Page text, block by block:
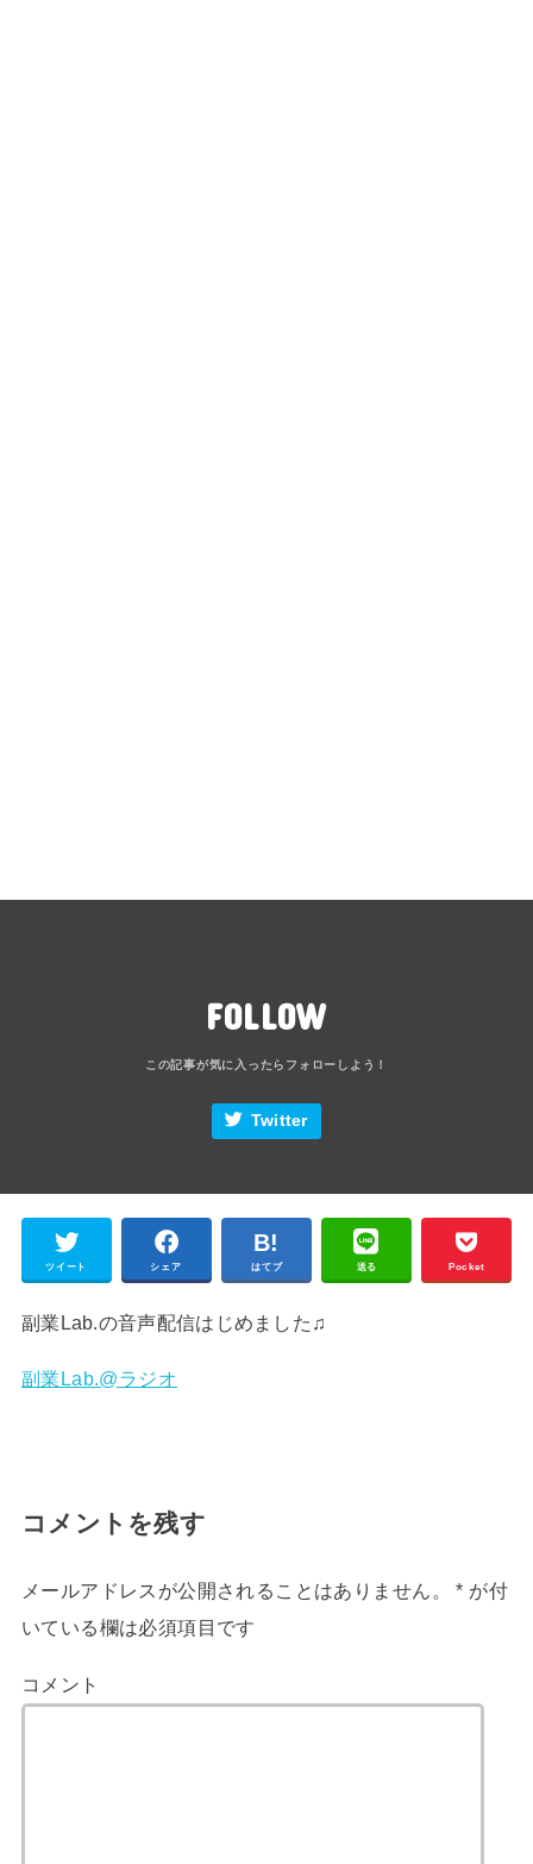
FOLLOW
Twitter
ツイート シェア はてブ 送る Pocket
副業Lab.の音声配信はじめました♫
副業Lab.@ラジオ
コメントを残す
メールアドレスが公開されることはありません。 * が付
いている欄は必須項目です
コメント